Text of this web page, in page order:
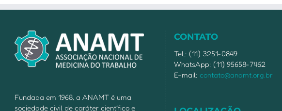
Fundada em 1968, a ANAMT é uma
sociedade civil de caráter científico e
CONTATO
Tel.: (11) 3251-0849
WhatsApp: (11) 95658-7462
E-mail: contato@anamt.org.br